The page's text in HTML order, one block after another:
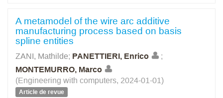
A metamodel of the wire arc additive
manufacturing process based on basis
spline entities
ZANI, Mathilde; PANETTIERI, Enrico
;
MONTEMURRO, Marco
(Engineering with computers, 2024-01-01)
Article de revue